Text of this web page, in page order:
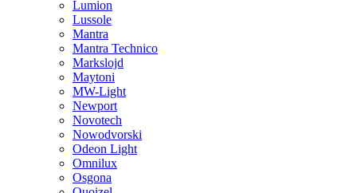
Lumion
Lussole
Mantra
Mantra Technico
Markslojd
Maytoni
MW-Light
Newport
Novotech
Nowodvorski
Odeon Light
Omnilux
Osgona